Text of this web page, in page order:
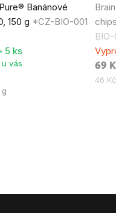
Banánové
150 g *CZ-BIO-001
5 ks
u vás
g
je
0,0
z
5
69
Měrná
46